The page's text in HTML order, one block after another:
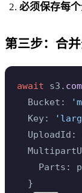
必须保存每
第三步：合
await s3.
  Bucket:
  Key:
Parts:
  }